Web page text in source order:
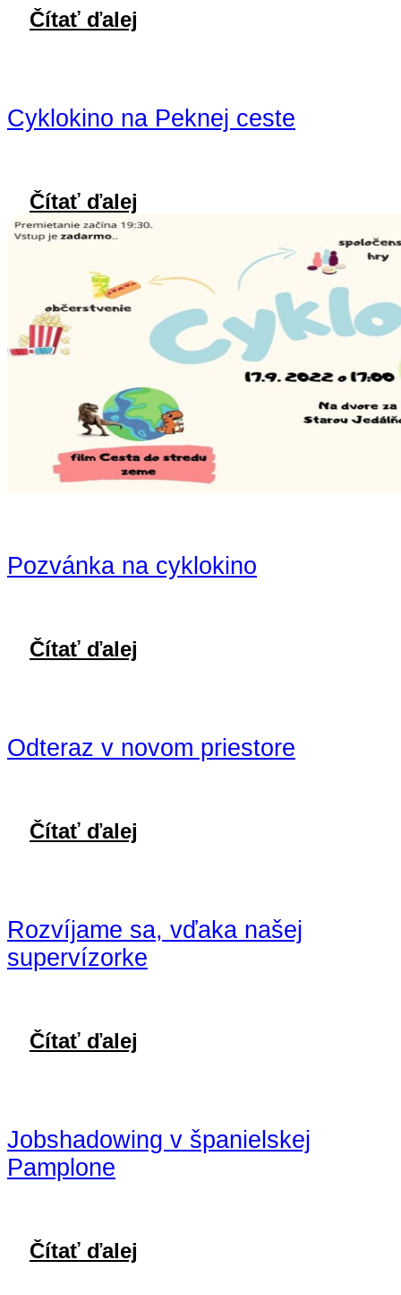
Čítať ďalej
Cyklokino na Peknej ceste
Čítať ďalej
Pozvánka na cyklokino
Čítať ďalej
Odteraz v novom priestore
Čítať ďalej
Rozvíjame sa, vďaka našej
supervízorke
Čítať ďalej
Jobshadowing v španielskej
Pamplone
Čítať ďalej